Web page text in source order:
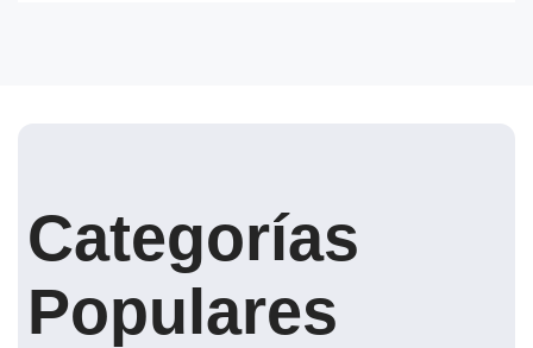
Categorías
Populares